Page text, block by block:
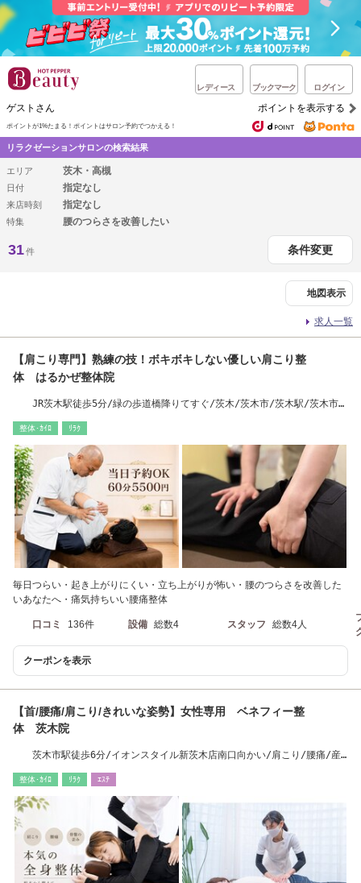
レディース ブックマーク ログイン
ゲストさん ポイントを表示する
ポイントが1%たまる！ ポイントはサロン予約でつかえる！
リラクゼーションサロンの検索結果
エリア 茨木・高槻
日付 指定なし
来店時刻 指定なし
特集 腰のつらさを改善したい
31件 条件変更
地図表示
求人一覧
【肩こり専門】熟練の技！ボキボキしない優しい肩こり整
体 はるかぜ整体院
JR茨木駅徒歩5分/緑の歩道橋降りてすぐ/茨木/茨木市/茨木駅/茨木市
整体･ｶｲﾛ ﾘﾗｸ
毎日つらい・起き上がりにくい・立ち上がりが怖い・腰のつらさを改善した
いあなたへ・痛気持ちいい腰痛整体
口コミ 136件 設備 総数4 スタッフ 総数4人
クーポンを表示
【首/腰痛/肩こり/きれいな姿勢】女性専用 ベネフィー整
体 茨木院
茨木市駅徒歩6分/イオンスタイル新茨木店南口向かい/肩こり/腰痛/産
整体･ｶｲﾛ ﾘﾗｸ ｴｽﾃ